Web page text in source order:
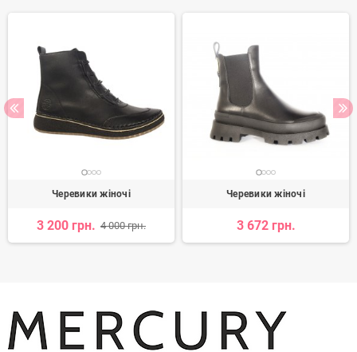
Черевики жіночі
3 200 грн. 4 000 грн.
Черевики жіночі
3 672 грн.